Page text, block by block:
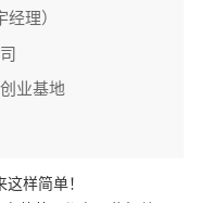
经理）
业基地
样简单！